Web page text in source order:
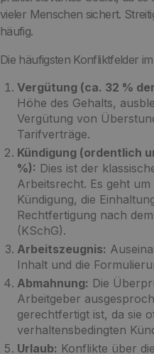
vieler Menschen sichert.
häufig.
Die häufigsten Konfliktfelder
Vergütung (ca. 32 %
Höhe des Gehalts,
Vergütung von
Tarifverträge.
Kündigung (ordentlich
%): Dies ist der
Arbeitsrecht. Es geht
Kündigung, die
Rechtfertigung nach
(KSchG).
Arbeitszeugnis:
Inhalt und die
Abmahnung: Die
Arbeitgeber
gerechtfertigt ist, da sie
verhaltensbedingten
Urlaub: Konflikte über